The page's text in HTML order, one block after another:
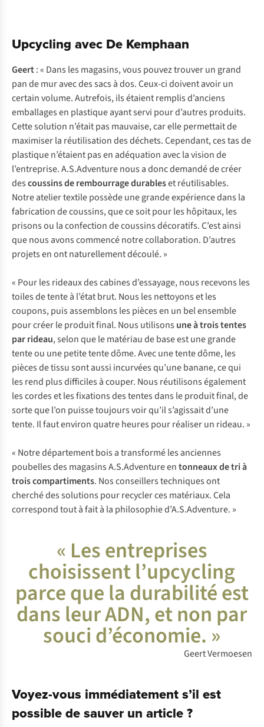
Upcycling avec De Kemphaan
Geert: « Dans les magasins, vous pouvez trouver un grand
pan de mur avec des sacs à dos. Ceux-ci doivent avoir un
certain volume. Autrefois, ils étaient remplis d’anciens
emballages en plastique ayant servi pour d’autres produits.
Cette solution n’était pas mauvaise, car elle permettait de
maximiser la réutilisation des déchets. Cependant, ces tas de
plastique n’étaient pas en adéquation avec la vision de
l’entreprise. A.S.Adventure nous a donc demandé de créer
descoussins de rembourrage durableset réutilisables.
Notre atelier textile possède une grande expérience dans la
fabrication de coussins, que ce soit pour les hôpitaux, les
prisons ou la confection de coussins décoratifs. C’est ainsi
que nous avons commencé notre collaboration. D’autres
projets en ont naturellement découlé. »
« Pour les rideaux des cabines d’essayage, nous recevons les
toiles de tente à l’état brut. Nous les nettoyons et les
coupons, puis assemblons les pièces en un bel ensemble
pour créer le produit final. Nous utilisons une à trois tentes
par rideau, selon que le matériau de base est une grande
tente ou une petite tente dôme. Avec une tente dôme, les
pièces de tissu sont aussi incurvées qu’une banane, ce qui
les rend plus difficiles à couper. Nous réutilisons également
les cordes et les fixations des tentes dans le produit final, de
sorte que l’on puisse toujours voir qu’il s’agissait d’une
tente. Il faut environ quatre heures pour réaliser un rideau. »
« Notre département bois a transformé les anciennes
poubelles des magasins A.S.Adventure entonneaux de tri à
trois compartiments. Nos conseillers techniques ont
cherché des solutions pour recycler ces matériaux. Cela
correspond tout à fait à la philosophie d’A.S.Adventure. »
« Les entreprises
choisissent l’upcycling
parce que la durabilité est
dans leur ADN, et non par
souci d’économie. »
Geert Vermoesen
Voyez-vous immédiatement s’il est
possible de sauver un article ?